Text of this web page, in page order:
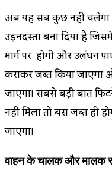
अब यह सब कुछ नही
उड़नदस्ता बना दिया है
मार्ग पर होगी और उलंघन
कराकर जब्त किया जाएगा
जाएगा। सबसे बड़ी बात
नही मिला तो बस जब्त ही
जाएगा।
वाहन के चालक और मालक